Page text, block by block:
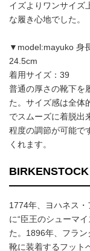
イズよりワンサイズ
な履き心地でした。
▼model:mayuko 身
24.5cm
着用サイズ：39
普通の厚さの靴下を
た。サイズ感は全体
でスムーズに着脱出
程度の調節が可能で
くれます。
BIRKENSTOCK
1774年、ヨハネス
に“臣王のシューマ
た。1896年、フラン
靴に装着するフット